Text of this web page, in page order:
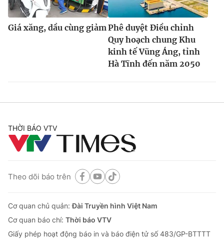
Giá xăng, dầu cùng giảmPhê duyệt Điều chỉnh
Quy hoạch chung Khu
kinh tế Vũng Áng, tỉnh
Hà Tĩnh đến năm 2050
THỜI BÁO VTV
Theo dõi báo trên
Cơ quan chủ quản:Đài Truyền hình Việt Nam
Cơ quan báo chí: Thời báo VTV
Giấy phép hoạt động báo in và báo điện tử số 483/GP-BTTTT